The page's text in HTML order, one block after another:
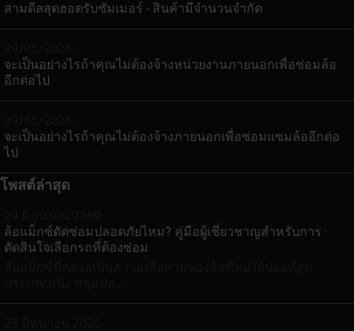
สามดีลสุดฮอตรับซัมเมอร์ - สินค้ามีจำนวนจำกัด
จะเป็นอย่างไรถ้าคุณไม่ต้องจ้างหน่วยงานภายนอกเพื่อซ่อมล้อ
อีกต่อไป
จะเป็นอย่างไรถ้าคุณไม่ต้องจ้างภายนอกเพื่อซ่อมแซมล้ออีกต่อ
ไป
โพสต์ล่าสุด
ล้อแม็กซ์ดัดซ่อมปลอดภัยไหม? คู่มือผู้เชี่ยวชาญสำหรับการ
ตัดสินใจเลือกรถที่ต้องซ่อม